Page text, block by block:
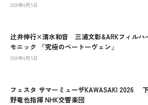
2026年8月5日
辻󠄀井伸行×清水和音 三浦文彰&ARKフィルハ
モニック 「究極のベートーヴェン」
2026年8月5日
フェスタ サマーミューザKAWASAKI 2026
野竜也指揮 NHK交響楽団